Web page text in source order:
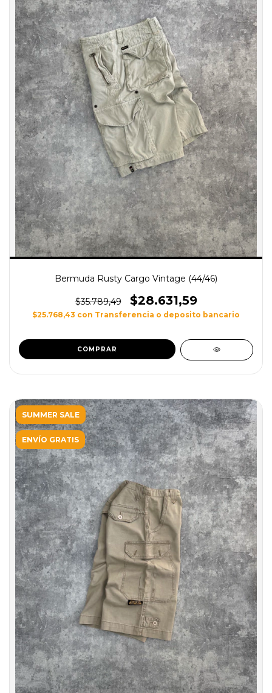
Bermuda Rusty Cargo Vintage (44/46)
$35.789,49 $28.631,59
$25.768,43 con Transferencia o deposito bancario
SUMMER SALE
ENVÍO GRATIS